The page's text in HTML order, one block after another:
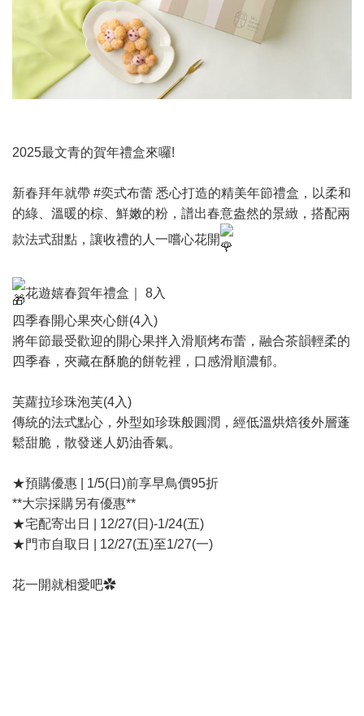
2025最文青的賀年禮盒來囉!
新春拜年就帶 #奕式布蕾 悉心打造的精美年節禮盒，以柔和
的綠、溫暖的棕、鮮嫩的粉，譜出春意盎然的景緻，搭配兩
款法式甜點，讓收禮的人一嚐心花開
花遊嬉春賀年禮盒｜ 8入
四季春開心果夾心餅(4入)
將年節最受歡迎的開心果拌入滑順烤布蕾，融合茶韻輕柔的
四季春，夾藏在酥脆的餅乾裡，口感滑順濃郁。
芙蘿拉珍珠泡芙(4入)
傳統的法式點心，外型如珍珠般圓潤，經低溫烘焙後外層蓬
鬆甜脆，散發迷人奶油香氣。
★預購優惠 | 1/5(日)前享早鳥價95折
**大宗採購另有優惠**
★宅配寄出日 | 12/27(日)-1/24(五)
★門市自取日 | 12/27(五)至1/27(一)
花一開就相愛吧✿